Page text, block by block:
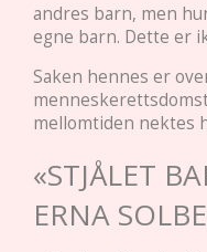
andres barn, men
egne barn. Dette er
Saken hennes er
mellomtiden nektes
«STJÅLET
ERNA